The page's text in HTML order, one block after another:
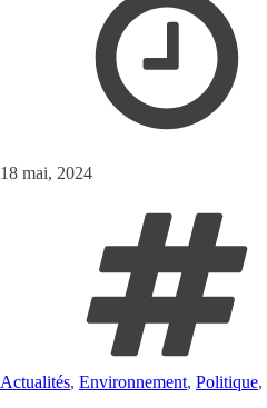
18 mai, 2024
Actualités, Environnement, Politique,